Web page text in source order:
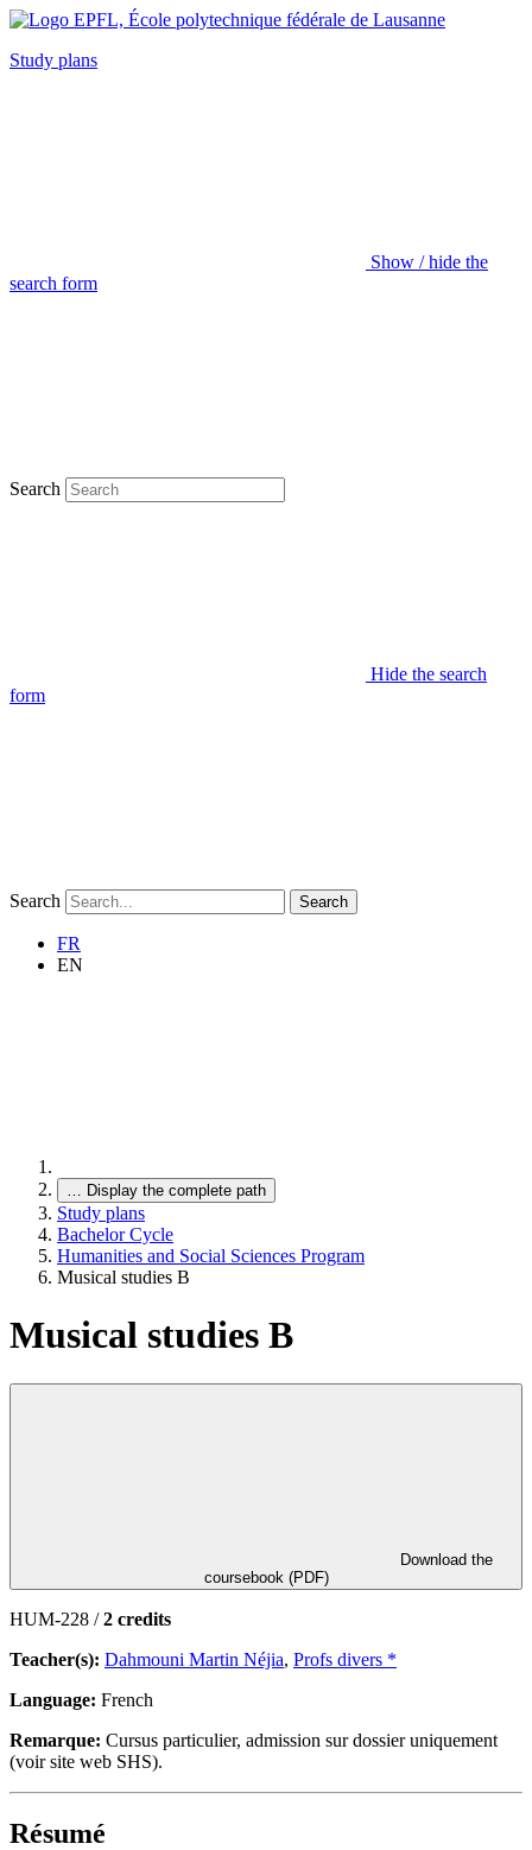
Study plans
Show / hide the
search form
Search
Hide the search
form
Search Search
FR
EN
… Display the complete path
Study plans
Bachelor Cycle
Humanities and Social Sciences Program
Musical studies B
Musical studies B
coursebook (PDF)
HUM-228 /2 credits
Teacher(s): Dahmouni Martin Néjia, Profs divers *
Language: French
Remarque: Cursus particulier, admission sur dossier uniquement
(voir site web SHS).
Résumé